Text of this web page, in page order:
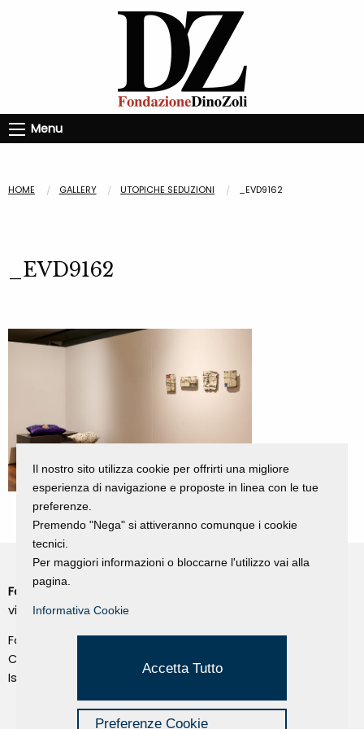
Menu
HOME GALLERY UTOPICHE SEDUZIONI _EVD9162
_EVD9162
Fondazione Dino Zoli
viale Bologna 288, Forlì
Fondo dot. euro 285.000 i.v.
CF e P.IVA 03692820404
Isc.Reg Per.Giu. n. 10404
Il nostro sito utilizza cookie per offrirti una migliore
esperienza di navigazione e proposte in linea con le tue
preferenze.
Premendo "Nega" si attiveranno comunque i cookie
tecnici.
Per maggiori informazioni o bloccarne l'utilizzo vai alla
pagina.
Informativa Cookie
Accetta Tutto
Preferenze Cookie